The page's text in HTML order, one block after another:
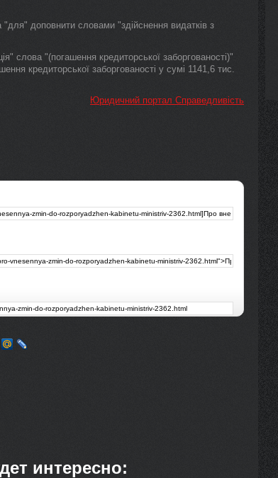
"для" доповнити словами "здійснення видатків з
слова "(погашення кредиторської заборгованості)"
кредиторської заборгованості у сумі 1141,6 тис.
Юридичний портал Справедливість
интересно: